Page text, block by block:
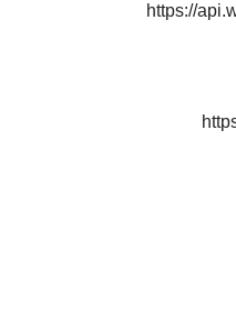
https://